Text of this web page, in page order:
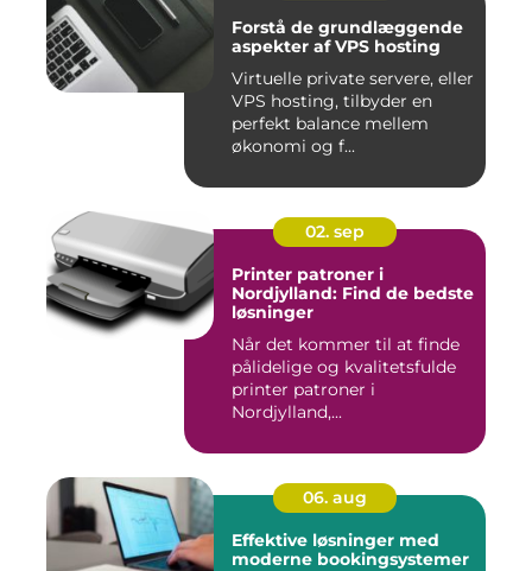
Forstå de grundlæggende
aspekter af VPS hosting
Virtuelle private servere, eller
VPS hosting, tilbyder en
perfekt balance mellem
økonomi og f...
02. sep
Printer patroner i
Nordjylland: Find de bedste
løsninger
Når det kommer til at finde
pålidelige og kvalitetsfulde
printer patroner i
Nordjylland,...
06. aug
Effektive løsninger med
moderne bookingsystemer